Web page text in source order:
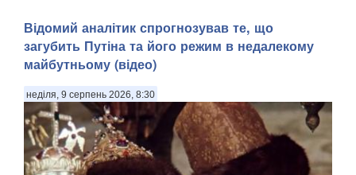
​Відомий аналітик спрогнозував те, що
загубить Путіна та його режим в недалекому
майбутньому (відео)
неділя, 9 серпень 2026, 8:30